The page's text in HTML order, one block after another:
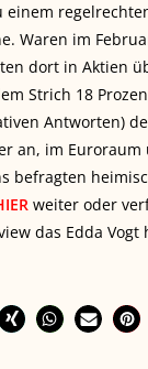
einem
Waren im
dort in Aktien
Strich 18
Antworten)
an, im
befragten
weiter oder
das Edda